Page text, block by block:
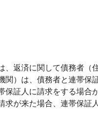
、返済に関して債務者（
関）は、債務者と連帯保
保証人に請求をする場合
求が来た場合、連帯保証